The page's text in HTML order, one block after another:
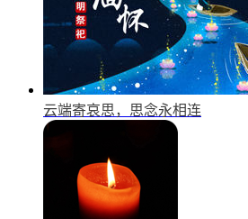
云端寄哀思，思念永相连